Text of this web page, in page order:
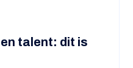
talent: dit is